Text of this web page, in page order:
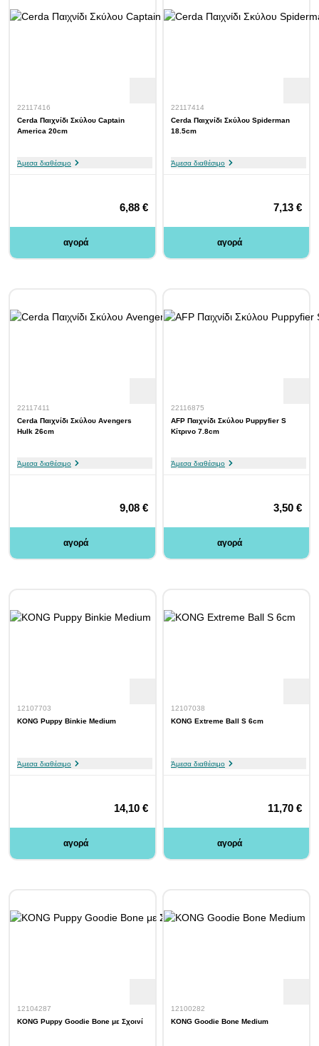
22117416
Cerda Παιχνίδι Σκύλου Captain
America 20cm
Άμεσα διαθέσιμο
6,88 €
αγορά
22117414
Cerda Παιχνίδι Σκύλου Spiderman
18.5cm
Άμεσα διαθέσιμο
7,13 €
αγορά
22117411
Cerda Παιχνίδι Σκύλου Avengers
Hulk 26cm
Άμεσα διαθέσιμο
9,08 €
αγορά
22116875
AFP Παιχνίδι Σκύλου Puppyfier S
Κίτρινο 7.8cm
Άμεσα διαθέσιμο
3,50 €
αγορά
12107703
KONG Puppy Binkie Medium
Άμεσα διαθέσιμο
14,10 €
αγορά
12107038
KONG Extreme Ball S 6cm
Άμεσα διαθέσιμο
11,70 €
αγορά
12104287
KONG Puppy Goodie Bone με Σχοινί
12100282
KONG Goodie Bone Medium